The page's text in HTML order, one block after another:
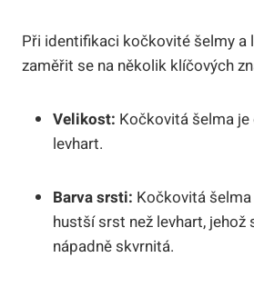
Při identifikaci kočkovité šelmy a
zaměřit se na několik klíčových
Velikost: Kočkovitá šelma
levhart.
Barva srsti: Kočkovitá
hustší srst než levhart, jehož
nápadně skvrnitá.